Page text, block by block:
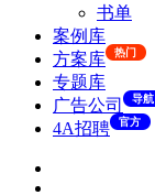
书单
案例库
方案库
热门
专题库
广告公司
导航
4A招聘 官方